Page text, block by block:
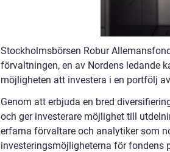
Stockholmsbörsen Robur
förvaltningen, en av Nordens ledande
möjligheten att investera i en portfölj
Genom att erbjuda en bred
och ger investerare möjlighet till
erfarna förvaltare och analytiker som
investeringsmöjligheterna för fondens